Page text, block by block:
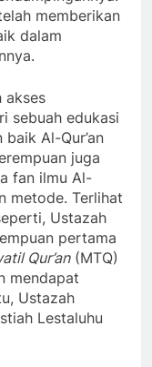
memberikan
dalam
akses
sebuah edukasi
Al-Qur’an
juga
fan ilmu Al-
metode. Terlihat
Ustazah
pertama
Qur’an(MTQ)
mendapat
Ustazah
Lestaluhu